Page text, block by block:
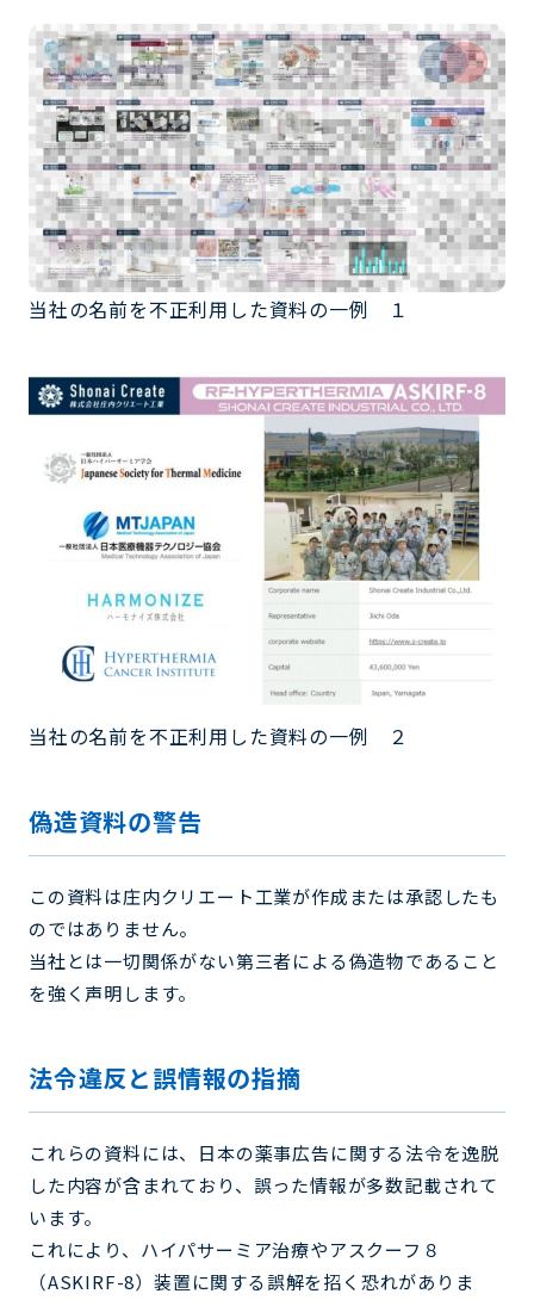
当社の名前を不正利用した資料の一例 １
当社の名前を不正利用した資料の一例 ２
偽造資料の警告
この資料は庄内クリエート工業が作成または承認したも
のではありません。
当社とは一切関係がない第三者による偽造物であること
を強く声明します。
法令違反と誤情報の指摘
これらの資料には、日本の薬事広告に関する法令を逸脱
した内容が含まれており、誤った情報が多数記載されて
います。
これにより、ハイパサーミア治療やアスクーフ８
（ASKIRF-8）装置に関する誤解を招く恐れがありま